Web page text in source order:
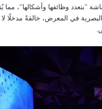
في المعرض، خالقةً مدخلًا لا